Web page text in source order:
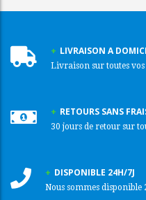
LIVRAISON A
Livraison sur toutes
RETOURS SANS
30 jours de retour sur
DISPONIBLE 24H/7J
Nous sommes disponible